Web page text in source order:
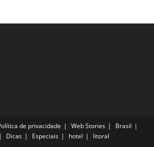
de privacidade Web Stories
Brasil
Dicas Especiais hotel litoral